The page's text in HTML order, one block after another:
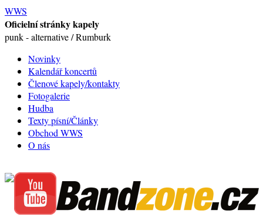
WWS
Oficielní stránky kapely
punk - alternative / Rumburk
Novinky
Kalendář koncertů
Členové kapely/kontakty
Fotogalerie
Hudba
Texty písní/Články
Obchod WWS
O nás